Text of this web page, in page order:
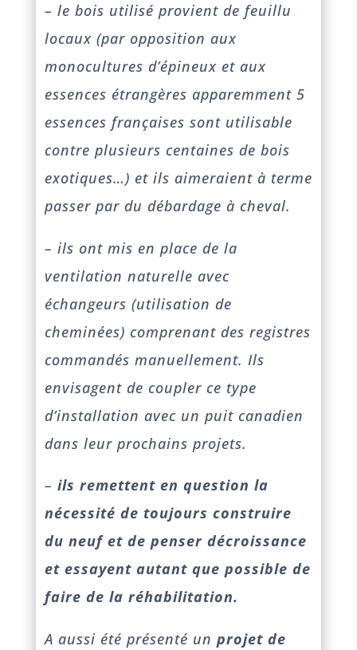
– le bois utilisé provient de feuillu
locaux (par opposition aux
monocultures d’épineux et aux
essences étrangères apparemment 5
essences françaises sont utilisable
contre plusieurs centaines de bois
exotiques…) et ils aimeraient à terme
passer par du débardage à cheval.
– ils ont mis en place de la
ventilation naturelle avec
échangeurs (utilisation de
cheminées) comprenant des registres
commandés manuellement. Ils
envisagent de coupler ce type
d’installation avec un puit canadien
dans leur prochains projets.
– ils remettent en question la
nécessité de toujours construire
du neuf et de penser décroissance
et essayent autant que possible de
faire de la réhabilitation.
A aussi été présenté un projet de